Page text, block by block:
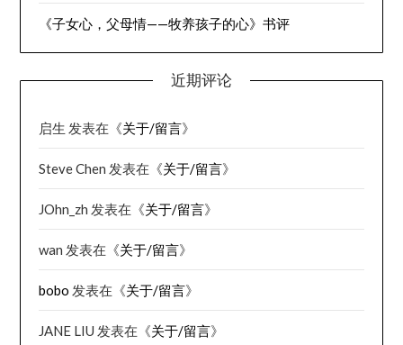
《子女心，父母情——牧养孩子的心》书评
近期评论
启生 发表在《关于/留言》
Steve Chen 发表在《关于/留言》
JOhn_zh 发表在《关于/留言》
wan 发表在《关于/留言》
bobo 发表在《关于/留言》
JANE LIU 发表在《关于/留言》